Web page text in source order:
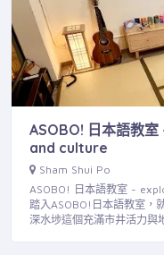
ASOBO! 日本語教
and culture
Sham Shui Po
ASOBO! 日本語教室 -
踏入ASOBO!日本語教室，
深水埗這個充滿市井活力與